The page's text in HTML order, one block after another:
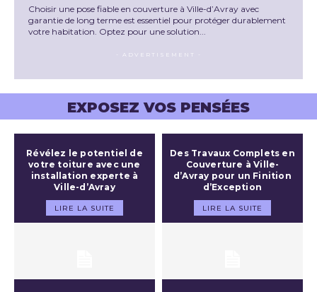
Choisir une pose fiable en couverture à Ville-d’Avray avec
garantie de long terme est essentiel pour protéger durablement
votre habitation. Optez pour une solution...
- ADVERTISEMENT -
EXPOSEZ VOS PENSÉES
Révélez le potentiel de
votre toiture avec une
installation experte à
Ville-d’Avray
LIRE LA SUITE
Des Travaux Complets en
Couverture à Ville-
d’Avray pour un Finition
d’Exception
LIRE LA SUITE